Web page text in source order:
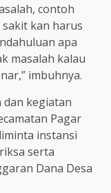
contoh
sakit kan harus
apa
masalah kalau
imbuhnya.
kegiatan
Pagar
instansi
serta
Dana Desa